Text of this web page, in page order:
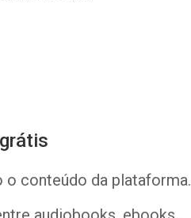
conteúdo da plataforma.